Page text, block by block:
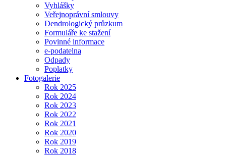
Vyhlášky
Veřejnoprávní smlouvy
Dendrologický průzkum
Formuláře ke stažení
Povinné informace
e-podatelna
Odpady
Poplatky
Fotogalerie
Rok 2025
Rok 2024
Rok 2023
Rok 2022
Rok 2021
Rok 2020
Rok 2019
Rok 2018